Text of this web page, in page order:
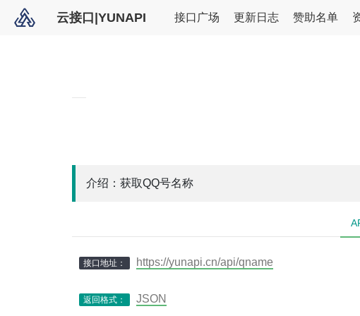
云接口|YUNAPI 接口广场 更新日志 赞助名单
介绍：获取QQ号名称
接口地址： https://yunapi.cn/api/qname
返回格式： JSON